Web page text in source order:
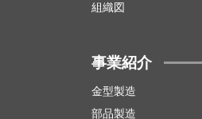
組織図
事業紹介
金型製造
部品製造